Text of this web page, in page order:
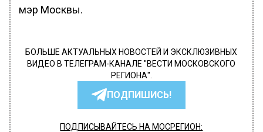
мэр Москвы.
БОЛЬШЕ АКТУАЛЬНЫХ НОВОСТЕЙ И ЭКСКЛЮЗИВНЫХ
ВИДЕО В ТЕЛЕГРАМ-КАНАЛЕ "ВЕСТИ МОСКОВСКОГО
РЕГИОНА".
ПОДПИШИСЬ!
ПОДПИСЫВАЙТЕСЬ НА МОСРЕГИОН: